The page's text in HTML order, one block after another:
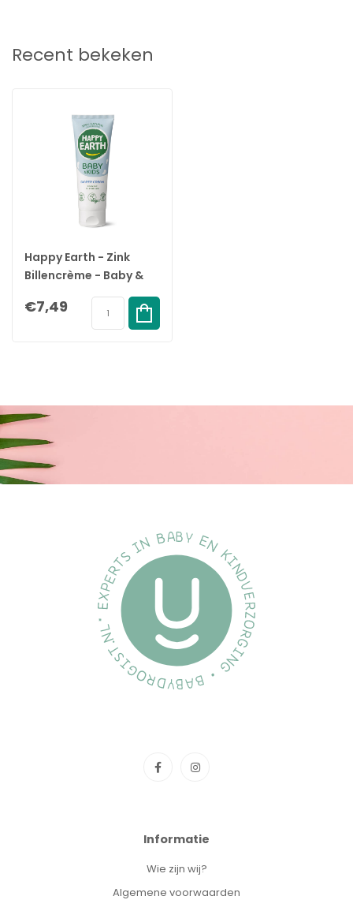
Recent bekeken
Happy Earth - Zink
Billencrème - Baby &
€7,49
Informatie
Wie zijn wij?
Algemene voorwaarden